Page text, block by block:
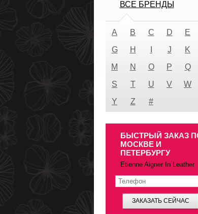
ВСЕ БРЕНДЫ
A B C D E
G
H J K
M
N O P Q
S
T U V W
Y
Z #
БЫСТРЫЙ ЗАКАЗ
МОСКВЕ И
ПЕТЕРБУРГУ
Etienne Aigner In Leather
ЗАКАЗАТЬ СЕЙЧАС